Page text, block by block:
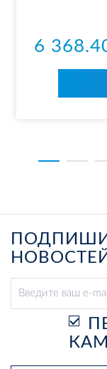
6
НОВОСТЕЙ